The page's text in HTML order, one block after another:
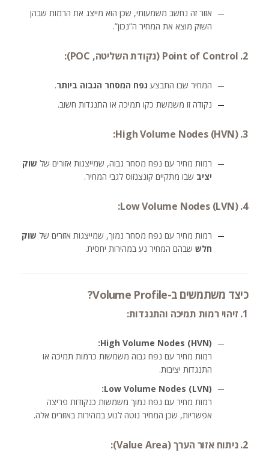
אזור זה נחשב משמעותי, שכן הוא מייצג את הרמות שבהן
השוק מוצא את המחיר ה”נכון”.
2. Point of Control (נקודת השליטה, POC):
המחיר שבו התבצע נפח המסחר הגבוה ביותר.
נקודה זו משמשת כקו תמיכה או התנגדות חשוב.
3. High Volume Nodes (HVN):
רמות מחיר עם נפח מסחר גבוה, שמייצגות אזורים של שוק
יציב שבו מתקיים קונצנזוס לגבי המחיר.
4. Low Volume Nodes (LVN):
רמות מחיר עם נפח מסחר נמוך, שמייצגות אזורים של שוק
חלש שבהם המחיר נע במהירות יחסית.
כיצד משתמשים ב-Volume Profile?
1. זיהוי רמות תמיכה והתנגדות:
High Volume Nodes (HVN):
רמות מחיר עם נפח גבוה משמשות כרמות תמיכה או
התנגדות יציבות.
Low Volume Nodes (LVN):
רמות מחיר עם נפח נמוך משמשות כנקודות פריצה
אפשריות, שכן המחיר נוטה לנוע במהירות באזורים אלה.
2. ניתוח אזור הערך (Value Area):